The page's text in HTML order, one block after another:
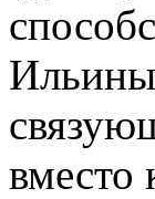
вместо